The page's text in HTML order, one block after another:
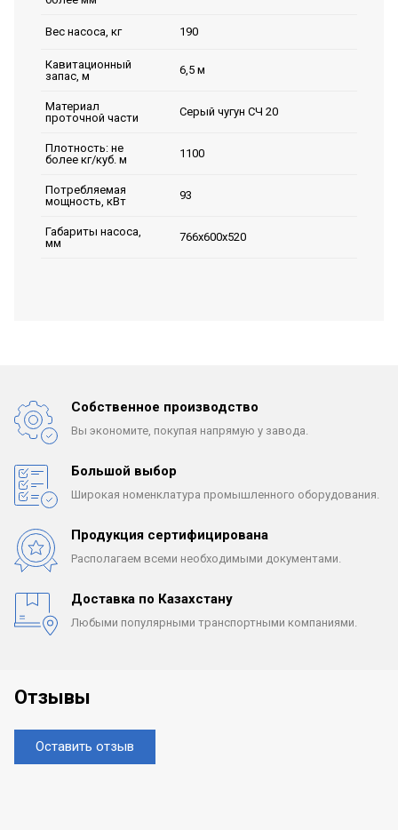
Вес насоса, кг 190
Кавитационный
запас, м
6,5 м
Материал
проточной части
Серый чугун СЧ 20
Плотность: не
более кг/куб. м
1100
Потребляемая
мощность, кВт
93
Габариты насоса,
мм
766х600х520
Собственное производство
Вы экономите, покупая напрямую у завода.
Большой выбор
Широкая номенклатура промышленного оборудования.
Продукция сертифицирована
Располагаем всеми необходимыми документами.
Доставка по Казахстану
Любыми популярными транспортными компаниями.
Отзывы
Оставить отзыв